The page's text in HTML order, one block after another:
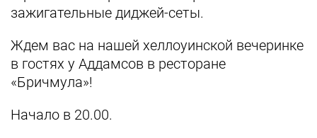
зажигательные диджей-сеты.
Ждем вас на нашей хеллоуинской вечеринке
в гостях у Аддамсов в ресторане
«Бричмула»!
Начало в 20.00.